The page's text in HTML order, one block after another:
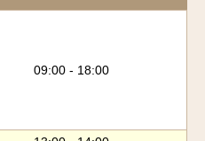
09:00 - 18:00